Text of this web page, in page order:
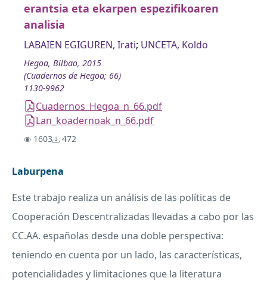
erantsia eta ekarpen espezifikoaren
analisia
LABAIEN EGIGUREN, Irati; UNCETA, Koldo
Hegoa, Bilbao, 2015
(Cuadernos de Hegoa; 66)
1130-9962
Cuadernos_Hegoa_n_66.pdf
Lan_koadernoak_n_66.pdf
1603 472
Laburpena
Este trabajo realiza un análisis de las políticas de
Cooperación Descentralizadas llevadas a cabo por las
CC.AA. españolas desde una doble perspectiva:
teniendo en cuenta por un lado, las características,
potencialidades y limitaciones que la literatura